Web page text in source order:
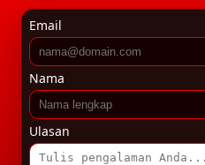
Email
Nama
Ulasan